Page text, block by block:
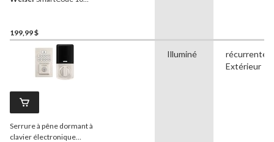
nickel satiné
199,99 $
Serrure à pêne dormant à
clavier électronique
Illuminé
récurrente,
Extérieur